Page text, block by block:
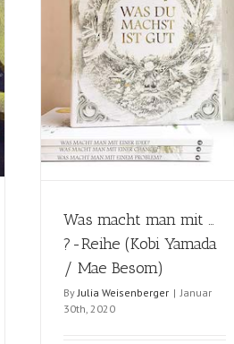
Was macht man mit …
?-Reihe (Kobi Yamada
/ Mae Besom)
ByJulia Weisenberger | Januar
30th, 2020